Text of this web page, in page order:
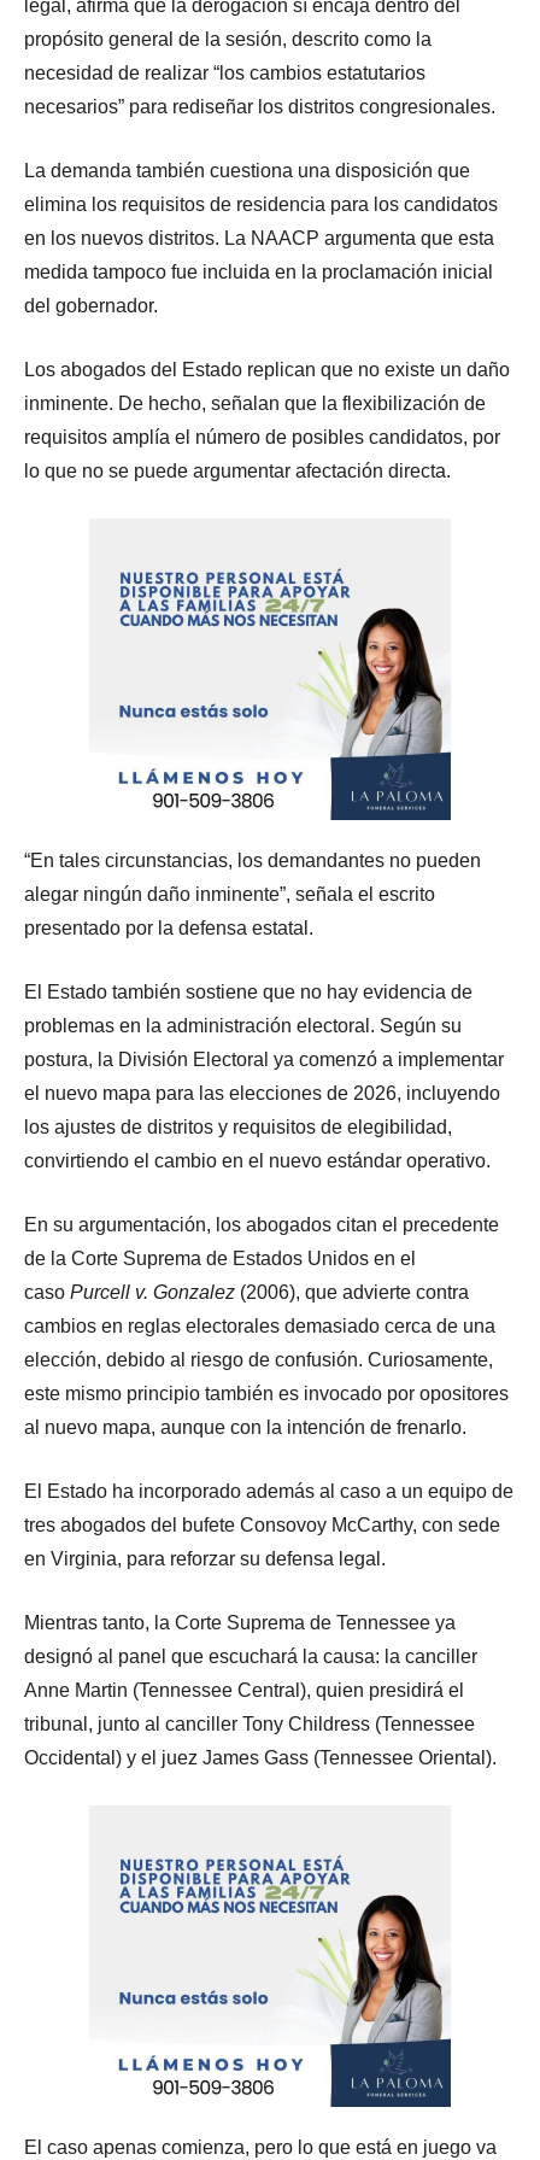
legal, afirma que la derogación sí encaja dentro del
propósito general de la sesión, descrito como la
necesidad de realizar “los cambios estatutarios
necesarios” para rediseñar los distritos congresionales.
La demanda también cuestiona una disposición que
elimina los requisitos de residencia para los candidatos
en los nuevos distritos. La NAACP argumenta que esta
medida tampoco fue incluida en la proclamación inicial
del gobernador.
Los abogados del Estado replican que no existe un daño
inminente. De hecho, señalan que la flexibilización de
requisitos amplía el número de posibles candidatos, por
lo que no se puede argumentar afectación directa.
“En tales circunstancias, los demandantes no pueden
alegar ningún daño inminente”, señala el escrito
presentado por la defensa estatal.
El Estado también sostiene que no hay evidencia de
problemas en la administración electoral. Según su
postura, la División Electoral ya comenzó a implementar
el nuevo mapa para las elecciones de 2026, incluyendo
los ajustes de distritos y requisitos de elegibilidad,
convirtiendo el cambio en el nuevo estándar operativo.
En su argumentación, los abogados citan el precedente
de la Corte Suprema de Estados Unidos en el
caso Purcell v. Gonzalez (2006), que advierte contra
cambios en reglas electorales demasiado cerca de una
elección, debido al riesgo de confusión. Curiosamente,
este mismo principio también es invocado por opositores
al nuevo mapa, aunque con la intención de frenarlo.
El Estado ha incorporado además al caso a un equipo de
tres abogados del bufete Consovoy McCarthy, con sede
en Virginia, para reforzar su defensa legal.
Mientras tanto, la Corte Suprema de Tennessee ya
designó al panel que escuchará la causa: la canciller
Anne Martin (Tennessee Central), quien presidirá el
tribunal, junto al canciller Tony Childress (Tennessee
Occidental) y el juez James Gass (Tennessee Oriental).
El caso apenas comienza, pero lo que está en juego va